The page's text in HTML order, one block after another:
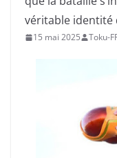
véritable identité
15 mai 2025 Toku-